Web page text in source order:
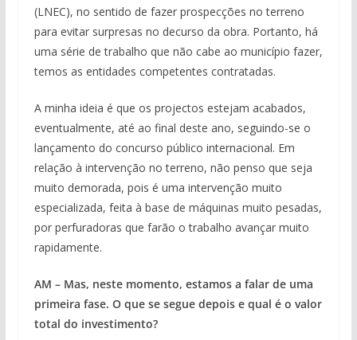
(LNEC), no sentido de fazer prospecções no terreno
para evitar surpresas no decurso da obra. Portanto, há
uma série de trabalho que não cabe ao município fazer,
temos as entidades competentes contratadas.
A minha ideia é que os projectos estejam acabados,
eventualmente, até ao final deste ano, seguindo-se o
lançamento do concurso público internacional. Em
relação à intervenção no terreno, não penso que seja
muito demorada, pois é uma intervenção muito
especializada, feita à base de máquinas muito pesadas,
por perfuradoras que farão o trabalho avançar muito
rapidamente.
AM – Mas, neste momento, estamos a falar de uma
primeira fase. O que se segue depois e qual é o valor
total do investimento?